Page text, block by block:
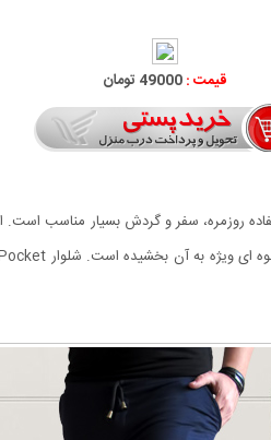
قیمت :49000 تومان